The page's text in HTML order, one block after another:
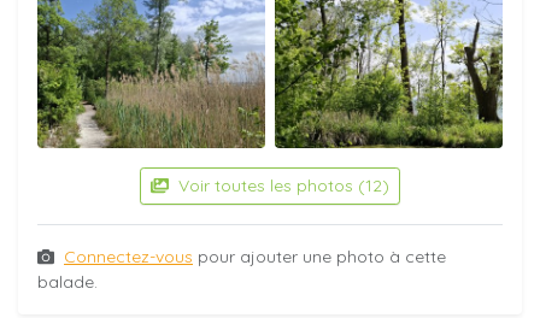
Voir toutes les photos (12)
Connectez-vous pour ajouter une photo à cette
balade.